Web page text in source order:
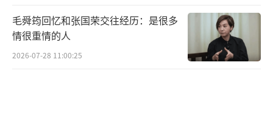
易，千万别听信小道消息，结果把自己半辈子
的积蓄都搭进去。
黄金这东西，它就是个避险工具。咱过日
毛舜筠回忆和张国荣交往经历：是很多
情很重情的人
2026-07-28 11:00:25